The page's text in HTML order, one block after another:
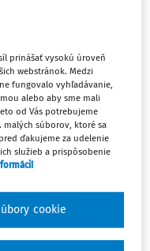
len
oblasti je
portálu.
na 10 dní
prinášať vysokú úroveň
webstránok. Medzi
fungovalo vyhľadávanie,
alebo aby sme mali
od Vás potrebujeme
malých súborov, ktoré sa
ďakujeme za udelenie
služieb a prispôsobenie
cookie